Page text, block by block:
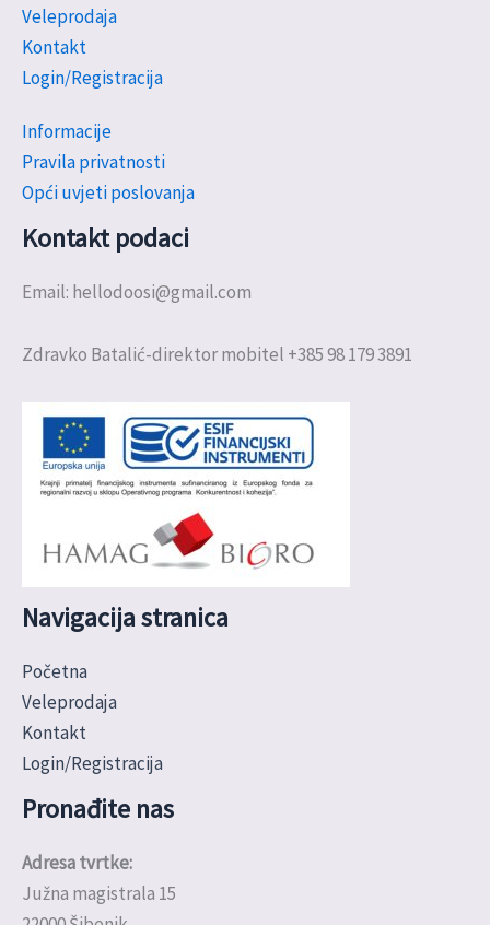
Veleprodaja
Kontakt
Login/Registracija
Informacije
Pravila privatnosti
Opći uvjeti poslovanja
Kontakt podaci
Email: hellodoosi@gmail.com
Zdravko Batalić-direktor mobitel +385 98 179 3891
Navigacija stranica
Početna
Veleprodaja
Kontakt
Login/Registracija
Pronađite nas
Adresa tvrtke:
Južna magistrala 15